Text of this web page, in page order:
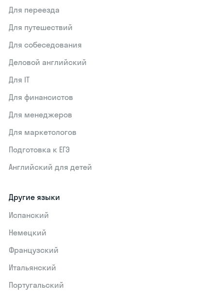
Для переезда
Для путешествий
Для собеседования
Деловой английский
Для IT
Для финансистов
Для менеджеров
Для маркетологов
Подготовка к ЕГЭ
Английский для детей
Другие языки
Испанский
Немецкий
Французский
Итальянский
Португальский